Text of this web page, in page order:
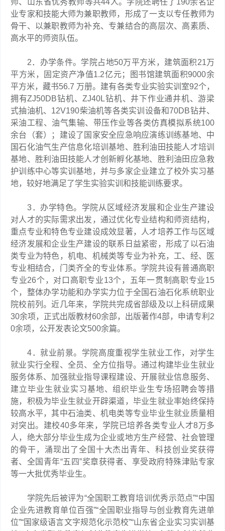
师、山东省优秀教师等共44人。学院还聘任了190余名企
业专家和技能大师为兼职教师，形成了一支以专任教师为
骨干、以兼职教师为补充、专兼结合的高层次、高素质、
高水平的师资队伍。
2．办学条件。学院占地50万平方米，建筑面积21万
平方米，固定资产净值1.2亿元；图书馆建筑面积9000余
平方米，藏书56.7 万册。建有各类专业实验实训室92个，
拥有ZJ50DB钻机、ZJ40L钻机、井下作业通井机、游梁
式抽油机、12V190柴油机等各类实训设备和70DB钻井、
采油工程、油气集输、带压作业等各类仿真模拟系统100
余台（套）；建设了国家安全应急响应演练训练基地、中
国石化油气生产信息化培训基地、胜利油田技能人才培训
基地、胜利油田技能人才创新孵化基地、胜利油田应急救
护训练中心等实训基地，并与多家企业建立了校外实习基
地，较好地满足了学生实验实训和技能训练要求。
3．办学特色。学院从区域经济发展和企业生产建设
对人才的实际需求出发，通过优化专业结构和师资结构，
重点专业和特色专业建设成效显著，人才培养工作与区域
经济发展和企业生产建设的联系日益紧密，形成了以石油
类专业为特色，机电、机械类等专业为补充，工、经、医
专业相结合，门类齐全的专业体系。学院共设有普通高职
专业26个，对口高职专业13个，五年一贯制高职专业15
个，整体办学功能和办学实力位于全国石油石化系统职业
院校前列。近几年来，学院共完成省部级及以上科研成果
30余项，正式出版教材60余部，出版著作4部，申请专利2
0余项，公开发表论文500余篇。
4．就业前景。学院高度重视学生就业工作，对学生
就业实行全程、全员、全方位指导。通过构建毕业生就业
服务体系、加强就业指导课程建设、开展就业信息服务、
建立毕业生就业实习基地、组织毕业生专场招聘会等措
施，积极为毕业生就业开辟渠道，毕业生就业率始终保持
较高水平，其中石油类、机电类等专业毕业生就业质量相
对突出。建校40多年来，学院已培养各类专业人才8万多
人，绝大部分毕业生成为企业或地方生产经营、社会管理
的骨干，涌现出了全国十大杰出青年、科技创业奖获得
者、全国青年“五四”奖章获得者、享受政府特殊津贴专家
等一大批优秀毕业生。
学院先后被评为“全国职工教育培训优秀示范点”“中国
企业先进教育单位百强”“全国职业指导与创业教育先进单
位”“国家级语言文字规范化示范校”“山东省企业实习实训基